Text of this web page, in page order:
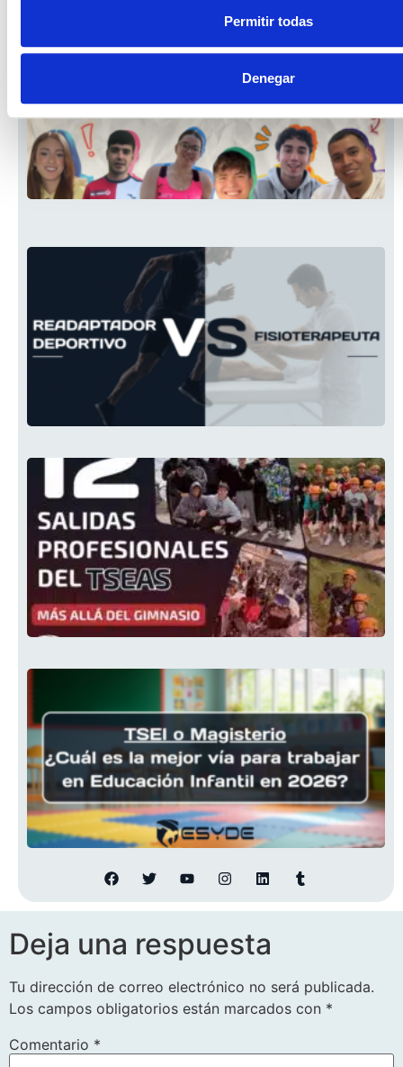
Permitir todas
Denegar
Deja una respuesta
Tu dirección de correo electrónico no será publicada.
Los campos obligatorios están marcados con *
Comentario *